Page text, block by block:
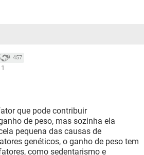
457
que pode contribuir
de peso, mas sozinha ela
pequena das causas de
genéticos, o ganho de peso tem
como sedentarismo e